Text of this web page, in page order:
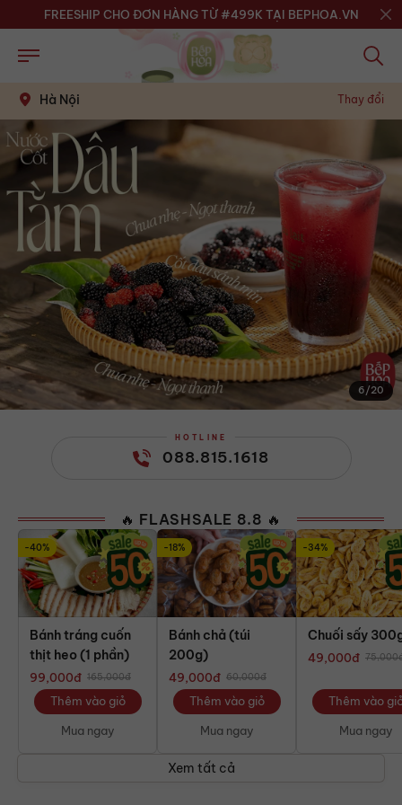
FREESHIP CHO ĐƠN HÀNG TỪ #499K TẠI BEPHOA.VN
Hà Nội Thay đổi
6/20
HOTLINE
088.815.1618
🔥 FLASHSALE 8.8 🔥
-40%
Bánh tráng cuốn
thịt heo (1 phần)
99,000đ 165,000đ
Mua ngay
Thêm vào giỏ
-18%
Bánh chả (túi
200g)
49,000đ 60,000đ
Mua ngay
Thêm vào giỏ
-34%
Chuối sấy
49,000đ 75,000
Mua ngay
Thêm vào
Xem tất cả